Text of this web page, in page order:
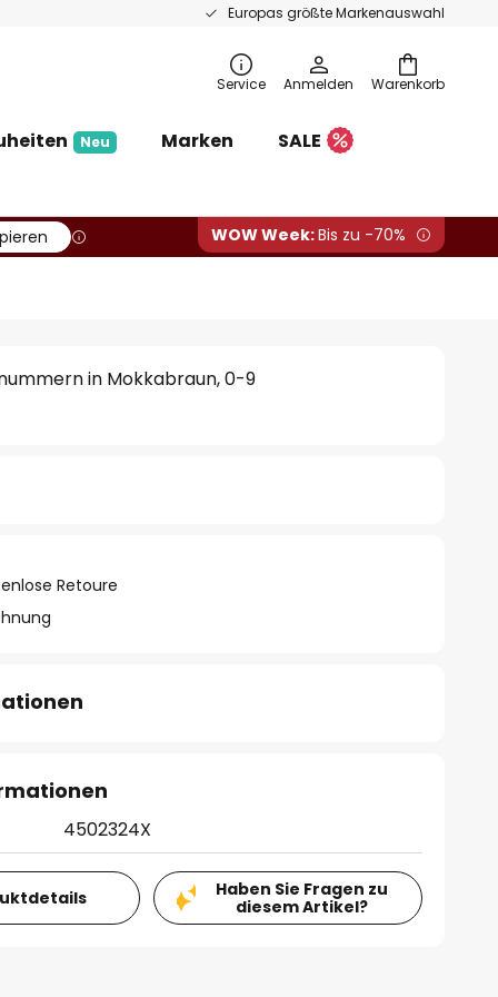
Europas größte Markenauswahl
Warenkorb
Service Anmelden
Neu Marken
SALE
WOW Week:Bis zu -70%
in Mokkabraun, 0-9
Retoure
4502324X
Haben Sie Fragen zu
diesem Artikel?